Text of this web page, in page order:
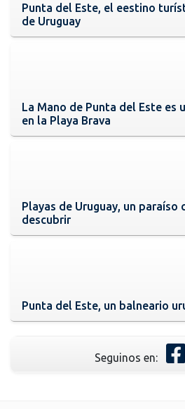
Punta del Este, el eestino
de Uruguay
La Mano de Punta del Este es
en la Playa Brava
Playas de Uruguay, un paraíso
descubrir
Punta del Este, un balneario
Seguinos en: